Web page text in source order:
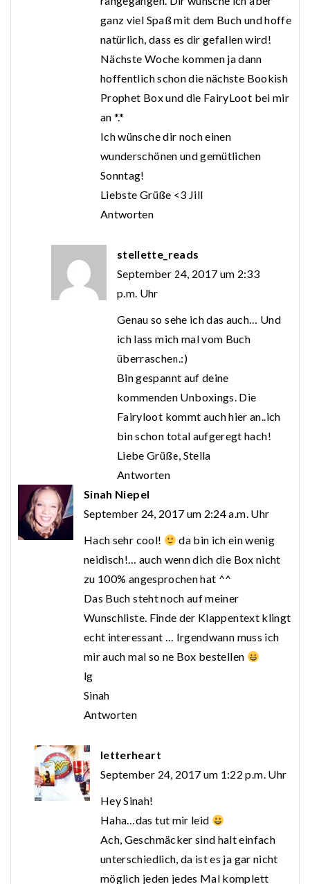
ganz viel Spaß mit dem Buch und hoffe
natürlich, dass es dir gefallen wird!
Nächste Woche kommen ja dann
hoffentlich schon die nächste Bookish
Prophet Box und die FairyLoot bei mir
an *.*
Ich wünsche dir noch einen
wunderschönen und gemütlichen
Sonntag!
Liebste Grüße <3 Jill
Antworten
stellette_reads
September 24, 2017 um 2:33
p.m. Uhr
Genau so sehe ich das auch… Und
ich lass mich mal vom Buch
überraschen.:)
Bin gespannt auf deine
kommenden Unboxings. Die
Fairyloot kommt auch hier an..ich
bin schon total aufgeregt hach!
Liebe Grüße, Stella
Antworten
Sinah Niepel
September 24, 2017 um 2:24 a.m. Uhr
Hach sehr cool!
da bin ich ein wenig
neidisch!… auch wenn dich die Box nicht
zu 100% angesprochen hat ^^
Das Buch steht noch auf meiner
Wunschliste. Finde der Klappentext klingt
echt interessant … Irgendwann muss ich
mir auch mal so ne Box bestellen
lg
Sinah
Antworten
letterheart
September 24, 2017 um 1:22 p.m. Uhr
Hey Sinah!
Haha…das tut mir leid
Ach, Geschmäcker sind halt einfach
unterschiedlich, da ist es ja gar nicht
möglich jeden jedes Mal komplett